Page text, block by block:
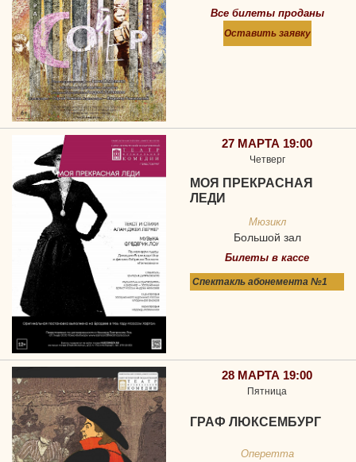
Все билеты проданы
Оставить заявку
27 МАРТА 19:00
Четверг
МОЯ ПРЕКРАСНАЯ
ЛЕДИ
Мюзикл
Большой зал
Билеты в кассе
Спектакль абонемента №1
28 МАРТА 19:00
Пятница
ГРАФ ЛЮКСЕМБУРГ
Оперетта